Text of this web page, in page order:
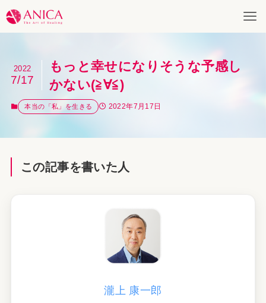
もっと幸せになりそうな予感し
かない(≧∀≦)
2022
7/17
本当の「私」を生きる 2022年7月17日
この記事を書いた人
瀧上 康一郎